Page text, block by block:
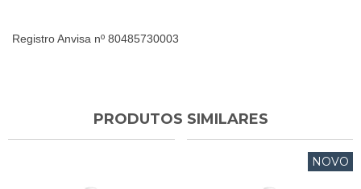
Registro Anvisa nº 80485730003
PRODUTOS SIMILARES
NOVO